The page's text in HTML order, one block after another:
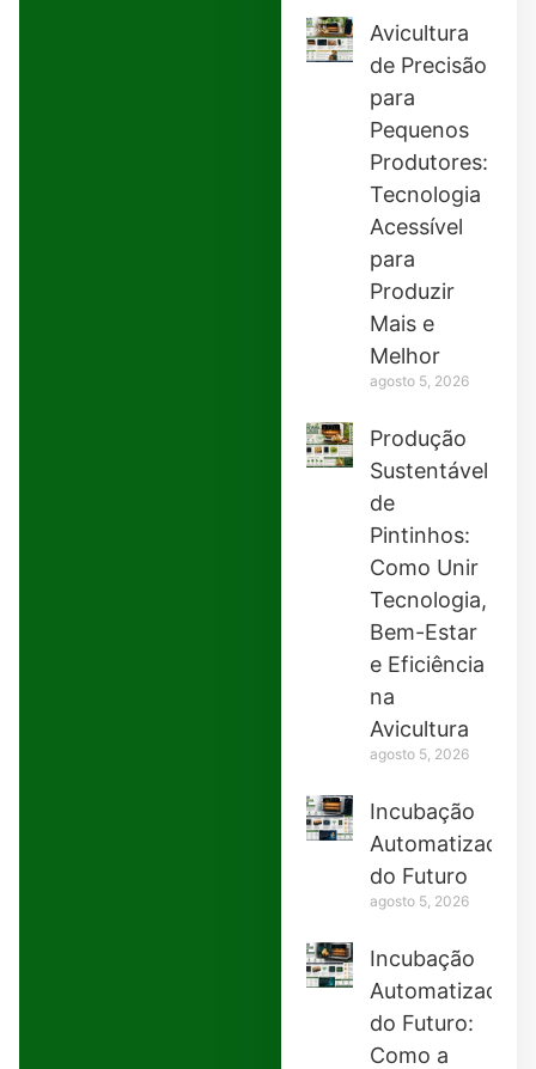
Avicultura
de Precisão
para
Pequenos
Produtores:
Tecnologia
Acessível
para
Produzir
Mais e
Melhor
agosto 5, 2026
Produção
Sustentável
de
Pintinhos:
Como Unir
Tecnologia,
Bem-Estar
e Eficiência
na
Avicultura
agosto 5, 2026
Incubação
Automatizada
do Futuro
agosto 5, 2026
Incubação
Automatizada
do Futuro:
Como a